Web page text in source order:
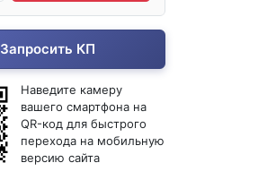
Запросить КП
Наведите камеру
вашего смартфона на
QR-код для быстрого
перехода на мобильную
версию сайта